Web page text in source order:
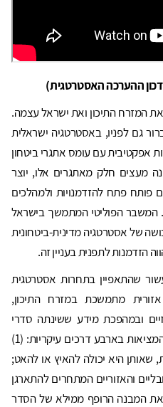
ההערכה האסטרטגית)
המזרח התיכון ואת ישראל עצמה.
גם לפניו, באסטרטגיה ישראלית
אפקטיבית עם עומס אתגרי ביטחון
מעצים חלק מאתגרים אלו, יוצר
פתח להזדמנויות ולמהלכים
המשבר הפוליטי המתמשך בישראל
של אסטרטגיה מדינית-ביטחונית
לתפנית בעניין זה.
שהתאפיין בתחרות אסטרטגית
מתמשכת במזרח התיכון,
ובמהפכת מידע ששינתה סדרי
עולם. מגפת הקורונה משפיעה על המציאות בארבע דרכים עיקריות: (1)
שאותן היא יכולה להאיץ או להאט;
והאזוריים המתחרים להתארגן
את המבנה הרופף ממילא של הסדר